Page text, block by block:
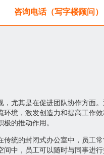
咨询电话（写字楼顾问
尤其是在促进团队协作方面
境，激发创造力和提高工作
的推动作用。
统的封闭式办公室中，员工
中，员工可以随时与同事进